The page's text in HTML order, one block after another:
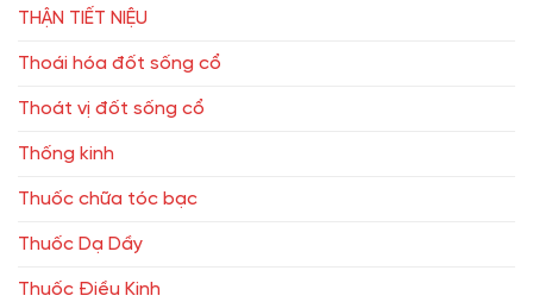
THẬN TIẾT NIỆU
Thoái hóa đốt sống cổ
Thoát vị đốt sống cổ
Thống kinh
Thuốc chữa tóc bạc
Thuốc Dạ Dầy
Thuốc Điều Kinh